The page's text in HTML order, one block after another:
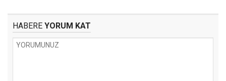
HABERE YORUM KAT